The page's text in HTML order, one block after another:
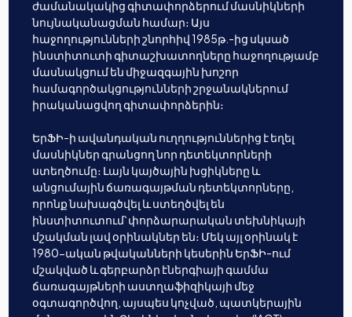
ժամանակակից գիտափորձերում մասնիկների
նույնականացման համար։ Այս
հաջողությունների շնորհիվ 1985թ.-ից սկսած
ինստիտուտի գիտաշխատողները հաջողությամբ
մասնակցում են միջազգային խոշոր
համագործակցությունների շրջանակներում
իրականացվող գիտափորձերին։
ԵրՖԻ-ի ավանդական ուղղություններից է եղել
մասնիկներ գրանցող նոր դետեկտորների
ստեղծումը։ Լայն կայծային խցիկները և
անցումային ճառագայթման դետեկտորները,
որոնք նախագծվել և ստեղծվել են
ինստիտուտում՝ փորձարարական տեխնիկայի
մշակման լավ օրինակներ են։ Մեկ այլ օրինակ է
1980-ական թվականների կեսերին ԵրՖԻ-ում
մշակված և գերբարձր էներգիայի գամմա
ճառագայթների աստղաֆիզիկայի մեջ
օգտագործվող, այսպես կոչված, պատկերային